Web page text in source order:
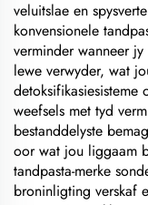
veluitslae en
konvensionele
verminder wanneer
lewe verwyder, wat
weefsels met tyd
bestanddelyste
oor wat jou liggaam
tandpasta-merke
broninligting verskaf